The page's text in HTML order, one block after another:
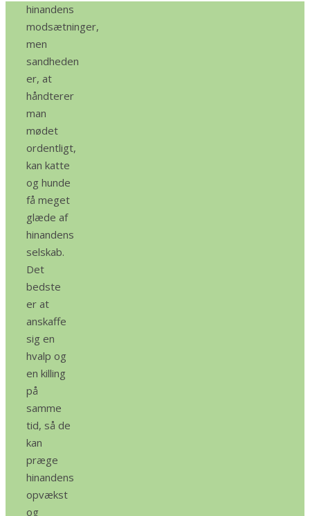
hinandens
modsætninger,
men
sandheden
er, at
håndterer
man
mødet
ordentligt,
kan katte
og hunde
få meget
glæde af
hinandens
selskab.
Det
bedste
er at
anskaffe
sig en
hvalp og
en killing
på
samme
tid, så de
kan
præge
hinandens
opvækst
og